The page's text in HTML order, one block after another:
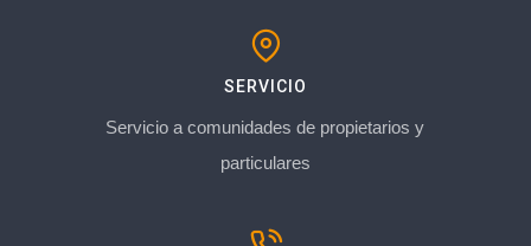
SERVICIO
Servicio a comunidades de propietarios y
particulares